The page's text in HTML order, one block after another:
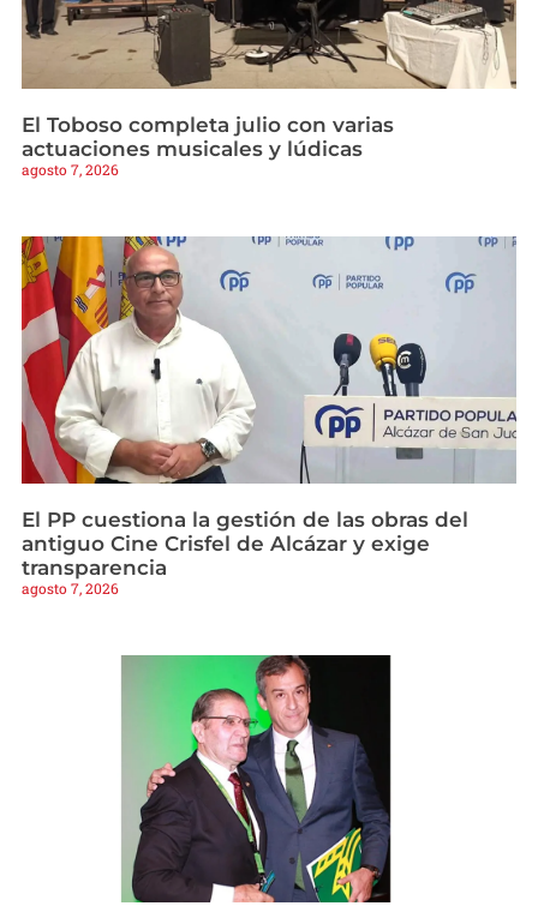
El Toboso completa julio con varias
actuaciones musicales y lúdicas
agosto 7, 2026
El PP cuestiona la gestión de las obras del
antiguo Cine Crisfel de Alcázar y exige
transparencia
agosto 7, 2026